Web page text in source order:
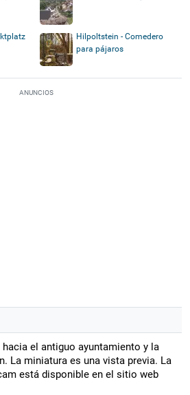
Hilpoltstein - Comedero
para pájaros
ANUNCIOS
el antiguo ayuntamiento y la
La miniatura es una vista previa. La
está disponible en el sitio web